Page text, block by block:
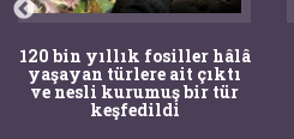
120 bin yıllık fosiller hâlâ
yaşayan türlere ait çıktı
ve nesli kurumuş bir tür
keşfedildi